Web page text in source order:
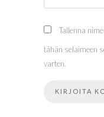
Tallenna
tähän selaimeen
varten.